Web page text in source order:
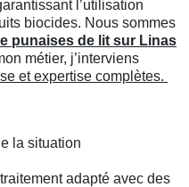
l’utilisation
biocides. Nous sommes
punaises de lit sur Linas
métier, j’interviens
et expertise complètes.
la situation
adapté avec des